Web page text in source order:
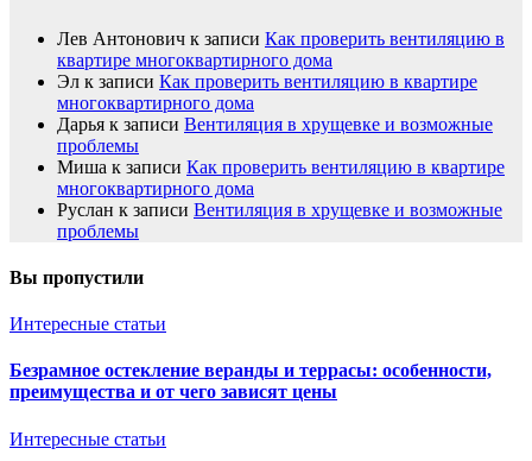
Лев Антонович к записи Как проверить вентиляцию в
квартире многоквартирного дома
Эл к записи Как проверить вентиляцию в квартире
многоквартирного дома
Дарья к записи Вентиляция в хрущевке и возможные
проблемы
Миша к записи Как проверить вентиляцию в квартире
многоквартирного дома
Руслан к записи Вентиляция в хрущевке и возможные
проблемы
Вы пропустили
Интересные статьи
Безрамное остекление веранды и террасы: особенности,
преимущества и от чего зависят цены
Интересные статьи